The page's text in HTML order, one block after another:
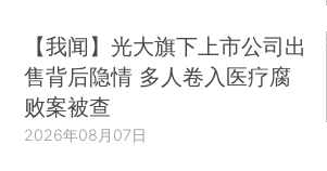
【我闻】光大旗下上市公司出
售背后隐情 多人卷入医疗腐
败案被查
2026年08月07日